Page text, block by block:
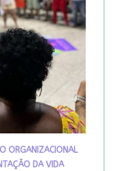
ORGANIZACIONAL
DA VIDA